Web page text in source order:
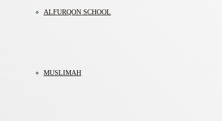
ALFURQON SCHOOL
MUSLIMAH